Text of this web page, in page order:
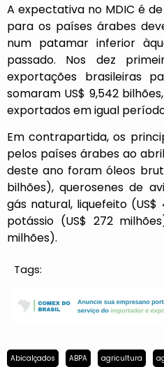
A expectativa no MDIC é
para os países árabes
num patamar inferior
passado. Nos dez
exportações brasileiras
somaram US$ 9,542
exportados em igual período
Em contrapartida, os
pelos países árabes ao
deste ano foram óleos
bilhões), querosenes de
gás natural, liquefeito
potássio (US$ 272
milhões).
Tags:
Abicalçados ABPA agricultura